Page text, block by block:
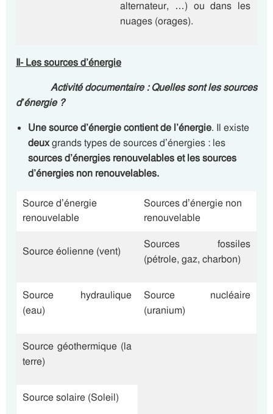
alternateur, …) ou dans les
nuages (orages).
II- Les sources d’énergie
Activité documentaire : Quelles sont les sources
d’énergie ?
Une source d’énergie contient de l’énergie. Il existe
deuxgrands types de sources d’énergies : les
sources d’énergies renouvelables et les sources
d’énergies non renouvelables.
Source d’énergie
renouvelable
Sources d’énergie non
renouvelable
Source éolienne (vent)
Sources fossiles
(pétrole, gaz, charbon)
Source hydraulique
(eau)
Source nucléaire
(uranium)
Source géothermique (la
terre)
Source solaire (Soleil)